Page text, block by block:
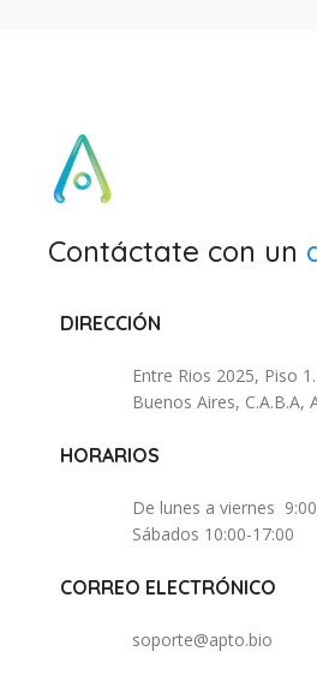
Contáctate con un
DIRECCIÓN
Entre Rios 2025, Piso 1.
Buenos Aires, C.A.B.A,
HORARIOS
De lunes a viernes
Sábados 10:00-17:00
CORREO ELECTRÓNICO
soporte@apto.bio